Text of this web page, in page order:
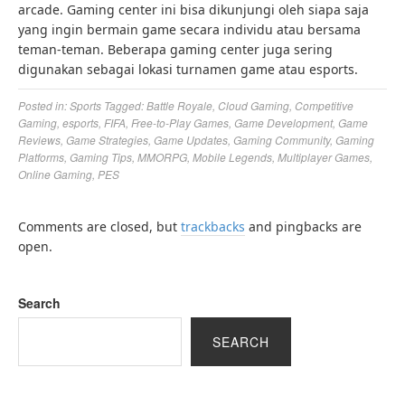
arcade. Gaming center ini bisa dikunjungi oleh siapa saja
yang ingin bermain game secara individu atau bersama
teman-teman. Beberapa gaming center juga sering
digunakan sebagai lokasi turnamen game atau esports.
Posted in:Sports Tagged:Battle Royale Cloud Gaming Competitive
Gaming esports FIFA Free-to-Play Games Game Development, Game
Reviews Game Strategies Game Updates Gaming Community, Gaming
Platforms Gaming Tips MMORPG Mobile Legends Multiplayer Games
Online Gaming PES
Comments are closed, but trackbacks and pingbacks are
open.
Search
SEARCH